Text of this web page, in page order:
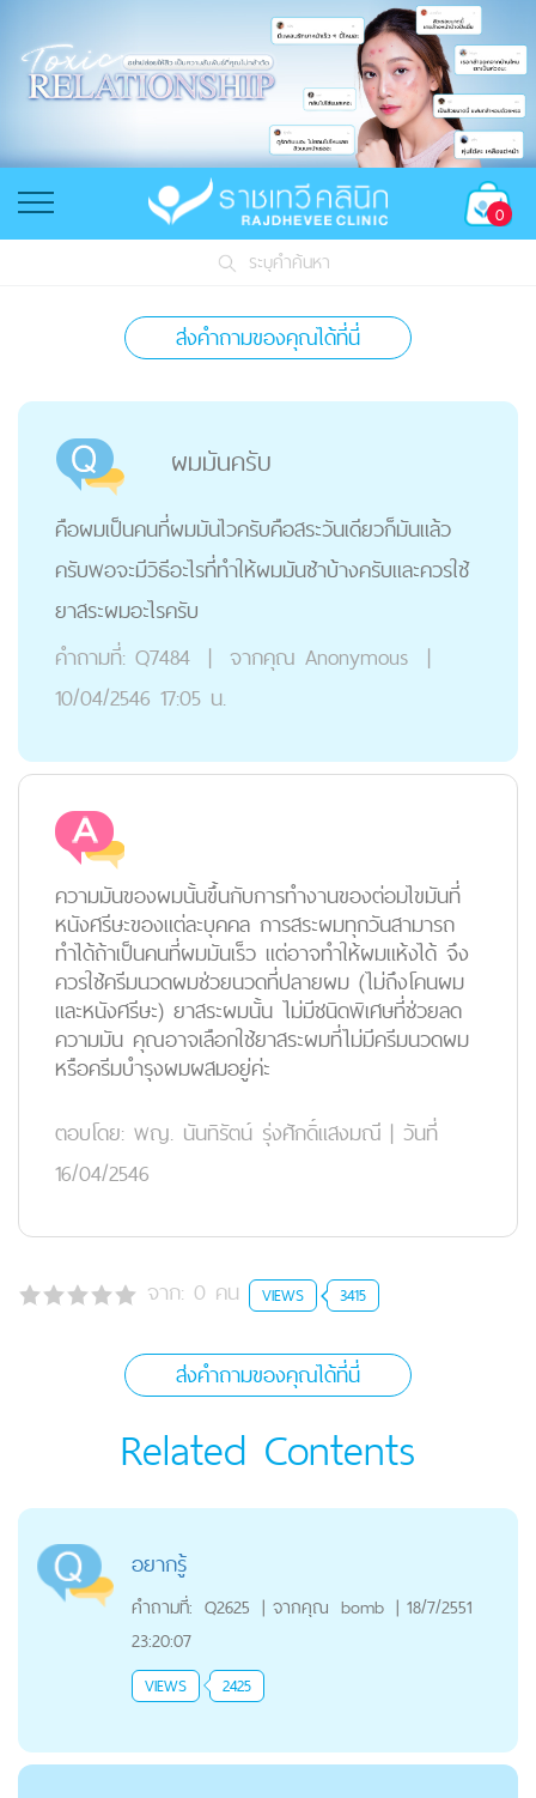
0
ระบุคำค้นหา
ส่งคำถามของคุณได้ที่นี่
ผมมันครับ
คือผมเป็นคนที่ผมมันไวครับคือสระวันเดียวก็มันแล้ว
ครับพอจะมีวิธีอะไรที่ทำให้ผมมันช้าบ้างครับและควรใช้
ยาสระผมอะไรครับ
คำถามที่: Q7484 | จากคุณ Anonymous |
10/04/2546 17:05 น.
ความมันของผมนั้นขึ้นกับการทำงานของต่อมไขมันที่
หนังศรีษะของแต่ละบุคคล การสระผมทุกวันสามารถ
ทำได้ถ้าเป็นคนที่ผมมันเร็ว แต่อาจทำให้ผมแห้งได้ จึง
ควรใช้ครีมนวดผมช่วยนวดที่ปลายผม (ไม่ถึงโคนผม
และหนังศรีษะ) ยาสระผมนั้น ไม่มีชนิดพิเศษที่ช่วยลด
ความมัน คุณอาจเลือกใช้ยาสระผมที่ไม่มีครีมนวดผม
หรือครีมบำรุงผมผสมอยู่ค่ะ
ตอบโดย: พญ. นันทิรัตน์ รุ่งศักดิ์แสงมณี | วันที่
16/04/2546
จาก: 0 คน VIEWS 3415
ส่งคำถามของคุณได้ที่นี่
Related Contents
อยากรู้
คำถามที่: Q2625 | จากคุณ bomb | 18/7/2551
23:20:07
VIEWS 2425